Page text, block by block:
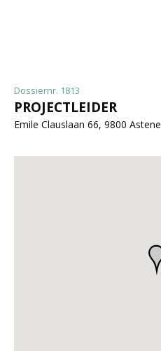
Dossiernr. 1813
PROJECTLEIDER
Emile Clauslaan 66, 9800 Astene